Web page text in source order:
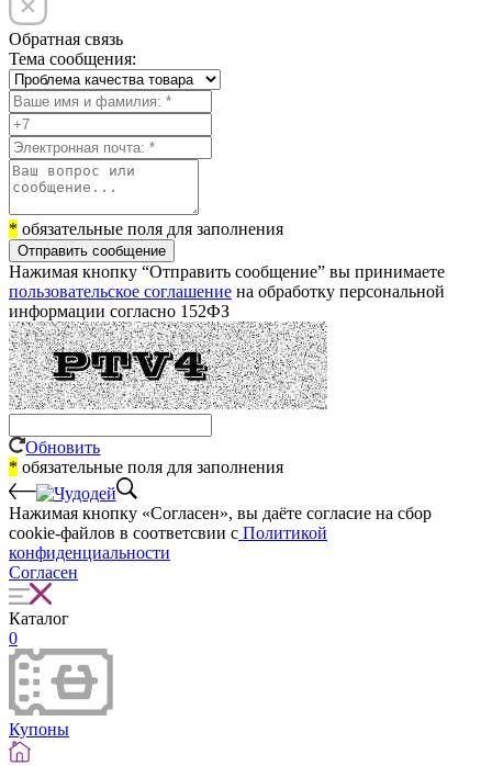
Обратная связь
Тема сообщения:
* обязательные поля для заполнения
Отправить сообщение
Нажимая кнопку “Отправить сообщение” вы принимаете
пользовательское соглашение на обработку персональной
информации согласно 152ФЗ
Обновить
* обязательные поля для заполнения
Нажимая кнопку «Согласен», вы даёте cогласие на сбор
cookie-файлов в соответсвии с Политикой
конфиденциальности
Согласен
Каталог
0
Купоны